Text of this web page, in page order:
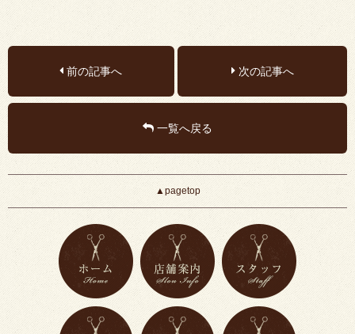
前の記事へ
一覧へ戻る
次の記事へ
▲pagetop